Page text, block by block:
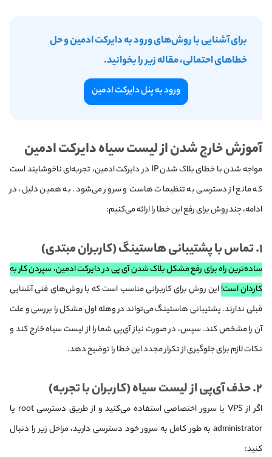
برای آشنایی با روش‌های ورود به دایرکت ادمین و حل
خطاهای احتمالی، مقاله زیر را بخوانید.
ورود به پنل دایرکت ادمین
آموزش خارج شدن از لیست سیاه دایرکت ادمین
مواجه شدن با خطای بلاک شدن IP در دایرکت ادمین، تجربه‌ای ناخوشایند است
که مانع از دسترسی به تنظیمات هاست و سرور می‌شود. به همین دلیل، در
ادامه، چند روش برای رفع این خطا را ارائه می‌کنیم:
۱. تماس با پشتیبانی هاستینگ (کاربران مبتدی)
ساده‌ترین راه برای رفع مشکل بلاک شدن آی پی در دایرکت ادمین، سپردن کار به
کاردان است!این روش برای کاربرانی مناسب است که با روش‌های فنی آشنایی
قبلی ندارند. پشتیبانی هاستینگ می‌تواند در وهله اول مشکل را بررسی و علت
آن را مشخص کند. سپس، در صورت نیاز آی‌پی شما را از لیست سیاه خارج کند و
نکات لازم برای جلوگیری از تکرار مجدد این خطا را توضیح دهد.
۲. حذف آی‌پی از لیست سیاه (کاربران با تجربه)
اگر از VPS یا سرور اختصاصی استفاده می‌کنید و از طریق دسترسی root یا
administrator به طور کامل به سرور خود دسترسی دارید، مراحل زیر را دنبال
کنید: